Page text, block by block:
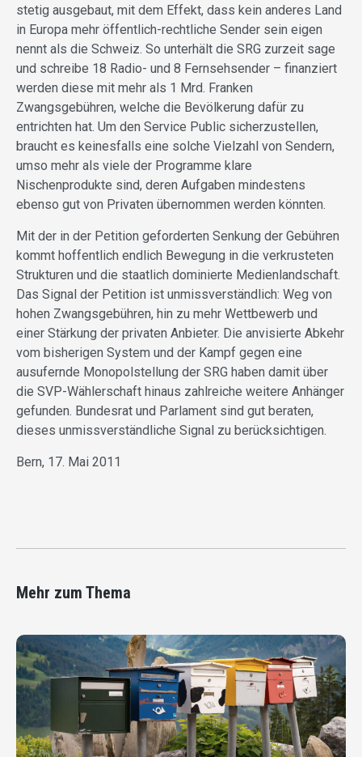
stetig ausgebaut, mit dem Effekt, dass kein anderes Land
in Europa mehr öffentlich-rechtliche Sender sein eigen
nennt als die Schweiz. So unterhält die SRG zurzeit sage
und schreibe 18 Radio- und 8 Fernsehsender – finanziert
werden diese mit mehr als 1 Mrd. Franken
Zwangsgebühren, welche die Bevölkerung dafür zu
entrichten hat. Um den Service Public sicherzustellen,
braucht es keinesfalls eine solche Vielzahl von Sendern,
umso mehr als viele der Programme klare
Nischenprodukte sind, deren Aufgaben mindestens
ebenso gut von Privaten übernommen werden könnten.
Mit der in der Petition geforderten Senkung der Gebühren
kommt hoffentlich endlich Bewegung in die verkrusteten
Strukturen und die staatlich dominierte Medienlandschaft.
Das Signal der Petition ist unmissverständlich: Weg von
hohen Zwangsgebühren, hin zu mehr Wettbewerb und
einer Stärkung der privaten Anbieter. Die anvisierte Abkehr
vom bisherigen System und der Kampf gegen eine
ausufernde Monopolstellung der SRG haben damit über
die SVP-Wählerschaft hinaus zahlreiche weitere Anhänger
gefunden. Bundesrat und Parlament sind gut beraten,
dieses unmissverständliche Signal zu berücksichtigen.
Bern, 17. Mai 2011
Mehr zum Thema